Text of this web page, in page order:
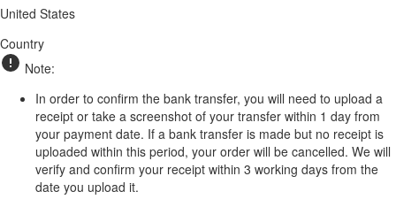
United States
Country
Note:
In order to confirm the bank transfer, you will need to upload a
receipt or take a screenshot of your transfer within 1 day from
your payment date. If a bank transfer is made but no receipt is
uploaded within this period, your order will be cancelled. We will
verify and confirm your receipt within 3 working days from the
date you upload it.